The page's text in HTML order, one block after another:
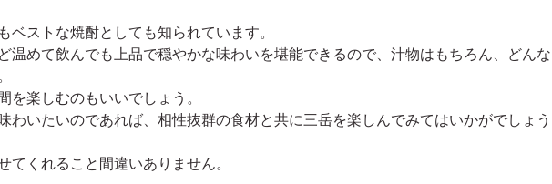
ベストな焼酎としても知られています。
温めて飲んでも上品で穏やかな味わいを堪能できるので、汁物はもちろん、どんな
を楽しむのもいいでしょう。
わいたいのであれば、相性抜群の食材と共に三岳を楽しんでみてはいかがでしょう
てくれること間違いありません。